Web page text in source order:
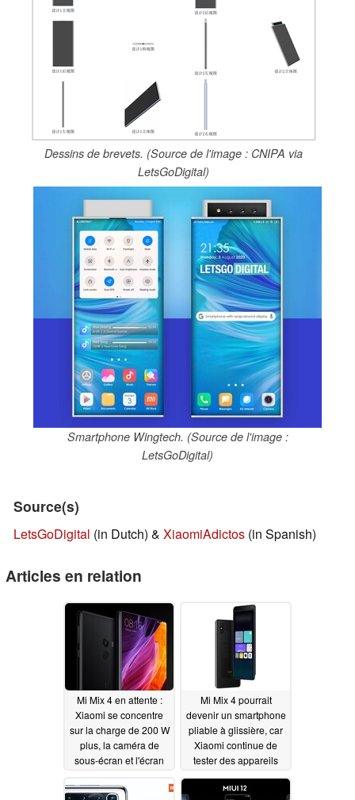
Dessins de brevets. (Source de l'image : CNIPA via
LetsGoDigital)
Smartphone Wingtech. (Source de l'image :
LetsGoDigital)
Source(s)
LetsGoDigital (in Dutch) & XiaomiAdictos (in Spanish)
Articles en relation
Mi Mix 4 en attente :
Xiaomi se concentre
sur la charge de 200 W
plus, la caméra de
sous-écran et l'écran
11 Pro11/04/2020
Mi Mix 4 pourrait
devenir un smartphone
pliable à glissière, car
Xiaomi continue de
tester des appareils
secondaire externe